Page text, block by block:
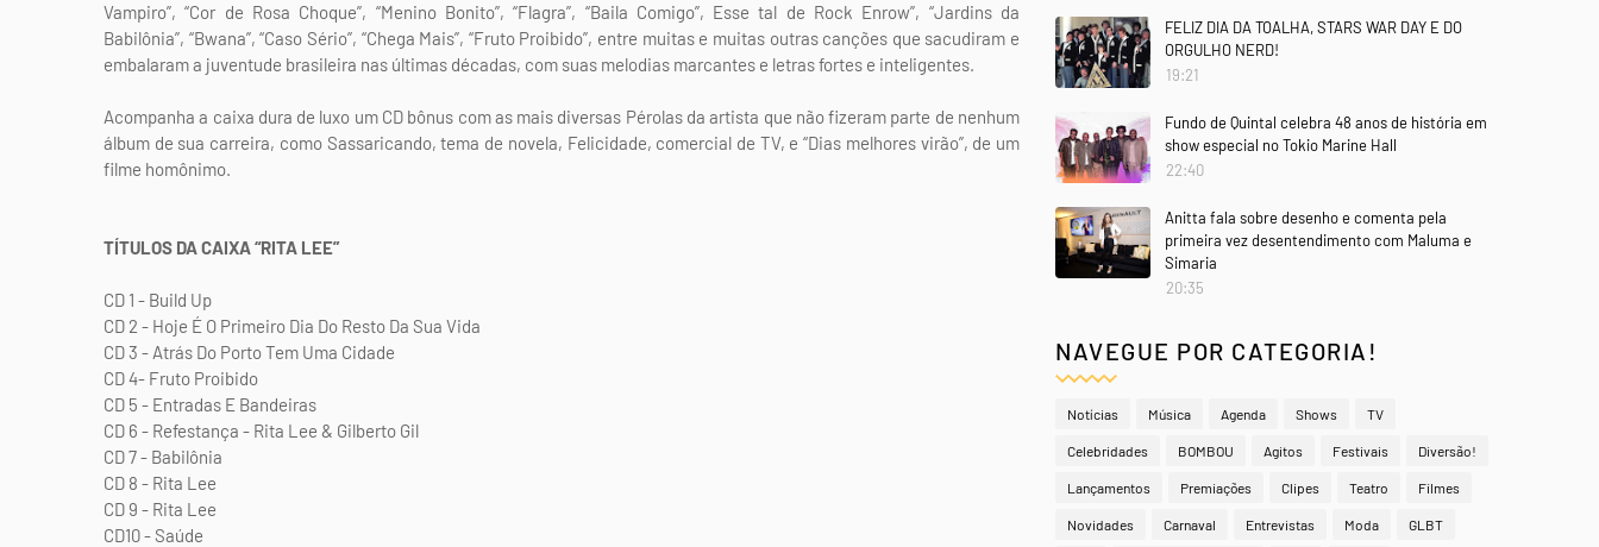
Vampiro”, “Cor de Rosa Choque”, “Menino Bonito”, “Flagra”, “Baila Comigo”, Esse tal de Rock Enrow”, “Jardins da
Babilônia”, “Bwana”, “Caso Sério”, “Chega Mais”, “Fruto Proibido”, entre muitas e muitas outras canções que sacudiram e
embalaram a juventude brasileira nas últimas décadas, com suas melodias marcantes e letras fortes e inteligentes.
Acompanha a caixa dura de luxo um CD bônus com as mais diversas Pérolas da artista que não fizeram parte de nenhum
álbum de sua carreira, como Sassaricando, tema de novela, Felicidade, comercial de TV, e “Dias melhores virão”, de um
filme homônimo.
TÍTULOS DA CAIXA “RITA LEE”
CD 1 - Build Up
CD 2 - Hoje É O Primeiro Dia Do Resto Da Sua Vida
CD 3 - Atrás Do Porto Tem Uma Cidade
CD 4- Fruto Proibido
CD 5 - Entradas E Bandeiras
CD 6 - Refestança - Rita Lee & Gilberto Gil
CD 7 - Babilônia
CD 8 - Rita Lee
CD 9 - Rita Lee
CD10 - Saúde
FELIZ DIA DA TOALHA, STARS WAR DAY E DO
ORGULHO NERD!
19:21
Fundo de Quintal celebra 48 anos de história em
show especial no Tokio Marine Hall
22:40
Anitta fala sobre desenho e comenta pela
primeira vez desentendimento com Maluma e
Simaria
20:35
NAVEGUE POR CATEGORIA!
Notícias Música Agenda Shows TV
Celebridades BOMBOU Agitos Festivais Diversão!
Lançamentos Premiações Clipes Teatro Filmes
Novidades Carnaval Entrevistas Moda GLBT